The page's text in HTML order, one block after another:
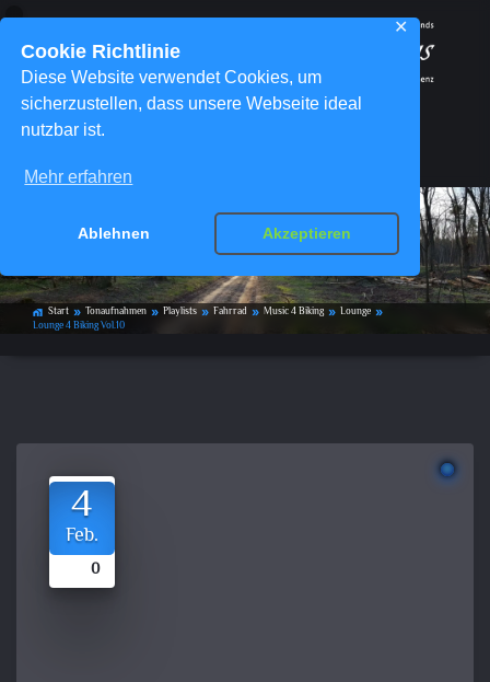
Cookie Richtlinie
Diese Website verwendet Cookies, um
sicherzustellen, dass unsere Webseite ideal
nutzbar ist.
Mehr erfahren
Ablehnen Akzeptieren
✕
Lounge 4 Biking Vol.10
home_work Start double_arrow Tonaufnahmen double_arrow Playlists double_arrow Fahrrad double_arrow Music 4 Biking double_arrow Lounge double_arrow
Lounge 4 Biking Vol.10
4
Feb.
0